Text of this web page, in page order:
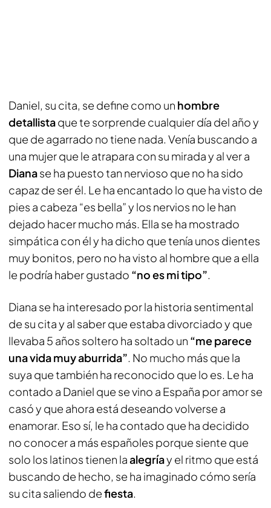
Daniel, su cita, se define como un hombre
detallistaque te sorprende cualquier día del año y
que de agarrado no tiene nada. Venía buscando a
una mujer que le atrapara con su mirada y al ver a
Dianase ha puesto tan nervioso que no ha sido
capaz de ser él. Le ha encantado lo que ha visto de
pies a cabeza “es bella” y los nervios no le han
dejado hacer mucho más. Ella se ha mostrado
simpática con él y ha dicho que tenía unos dientes
muy bonitos, pero no ha visto al hombre que a ella
le podría haber gustado “no es mi tipo”.
Diana se ha interesado por la historia sentimental
de su cita y al saber que estaba divorciado y que
llevaba 5 años soltero ha soltado un “me parece
una vida muy aburrida”. No mucho más que la
suya que también ha reconocido que lo es. Le ha
contado a Daniel que se vino a España por amor se
casó y que ahora está deseando volverse a
enamorar. Eso sí, le ha contado que ha decidido
no conocer a más españoles porque siente que
solo los latinos tienen laalegríay el ritmo que está
buscando de hecho, se ha imaginado cómo sería
su cita saliendo defiesta.